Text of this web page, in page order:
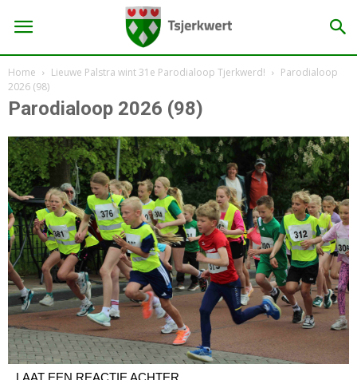
Home Lieuwe Palstra wint 31e Parodialoop Tjerkwerd!
Parodialoop
2026 (98)
Parodialoop 2026 (98)